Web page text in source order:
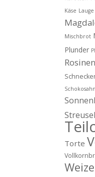
Käse Lauge
Mischbrot
Plunder
Rosinen
Streusel
Torte